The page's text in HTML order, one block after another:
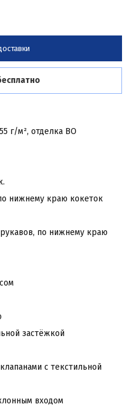
г/м², отделка ВО
нижнему краю кокеток
по нижнему краю
застёжкой
с текстильной
входом